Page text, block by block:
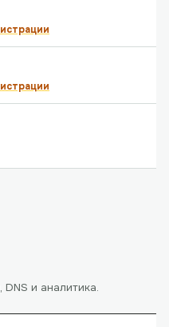
и аналитика.